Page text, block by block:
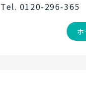
Tel. 0120-296-365